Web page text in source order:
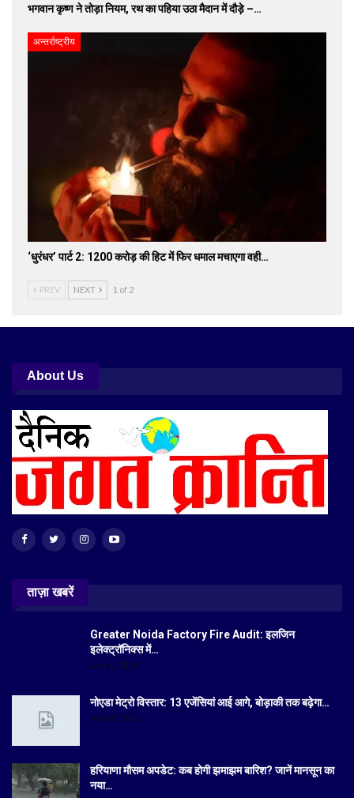
भगवान कृष्ण ने तोड़ा नियम, रथ का पहिया उठा मैदान में दौड़े –…
अन्तर्राष्ट्रीय
‘धुरंधर’ पार्ट 2: 1200 करोड़ की हिट में फिर धमाल मचाएगा वही…
PREV NEXT 1 of 2
About Us
ताज़ा खबरें
Greater Noida Factory Fire Audit: इलजिन
इलेक्ट्रॉनिक्स में…
Aug 6, 2026
नोएडा मेट्रो विस्तार: 13 एजेंसियां आई आगे, बोड़ाकी तक बढ़ेगा…
Jul 19, 2026
हरियाणा मौसम अपडेट: कब होगी झमाझम बारिश? जानें मानसून का
नया…